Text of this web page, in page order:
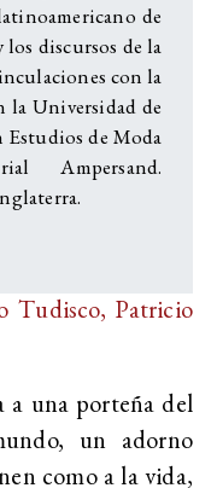
de
discursos de la
con la
la Universidad de
de Moda
Ampersand.
Tudisco, Patricio
a una porteña del
un adorno
como a la vida,